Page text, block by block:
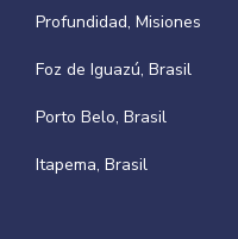
Profundidad, Misiones
Foz de Iguazú, Brasil
Porto Belo, Brasil
Itapema, Brasil